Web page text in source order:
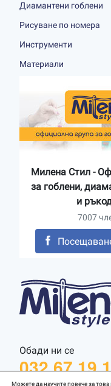
Обади ни се
032 67 19
Диамантени гоблени
Рисуване по номера
Инструменти
Материали
Милена Стил -
за гоблени,
и
7007
Можете да научите повече за това